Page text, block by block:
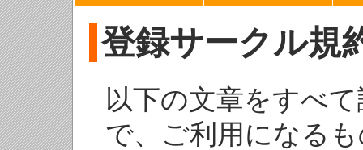
登録サークル規
以下の文章をすべ
で、ご利用になる